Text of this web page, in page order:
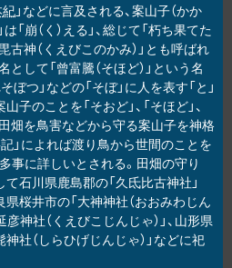
」などに言及される、案山子（かか
「崩（く）える」、総じて「朽ち果てた
古神（くえびこのかみ）」とも呼ばれ
として「曾富騰（そほど）」という名
ぼつ」などの「そぼ」に人を表す「と」
子のことを「そおど」、「そほど」、
田畑を鳥害などから守る案山子を神格
」によれば渡り鳥から世間のことを
事に詳しいとされる。田畑の守り
石川県鹿島郡の「久氐比古神社」
県桜井市の「大神神社（おおみわじん
彦神社（くえびこじんじゃ）」、山形県
社（しらひげじんじゃ）」などに祀